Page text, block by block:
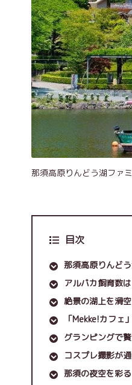
那須高原りんどう湖ファ
目次
那須高原りんど
アルパカ飼育数
絶景の湖上を滑空
「Mekke!カフェ
グランピングで
コスプレ撮影が通
那須の夜空を彩